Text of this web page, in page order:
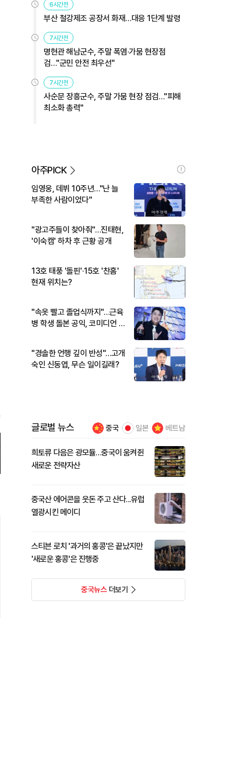
6시간전
부산 철강제조 공장서 화재…대응 1단계 발령
7시간전
명현관 해남군수, 주말 폭염·가뭄 현장점
검…"군민 안전 최우선"
7시간전
사순문 장흥군수, 주말 가뭄 현장 점검…"피해
최소화 총력"
아주PICK
임영웅, 데뷔 10주년…"난 늘
부족한 사람이었다"
"광고주들이 찾아줘"…진태현,
'이숙캠' 하차 후 근황 공개
13호 태풍 '돌핀'·15호 '찬홈'
현재 위치는?
"속옷 빨고 졸업식까지"…근육
병 학생 돌본 공익, 코미디언 김
"경솔한 언행 깊이 반성"…고개
숙인 신동엽, 무슨 일이길래?
글로벌 뉴스 중국 일본 베트남
희토류 다음은 광모듈…중국이 움켜쥔
새로운 전략자산
중국산 에어콘을 웃돈 주고 산다...유럽
열광시킨 메이디
스티븐 로치 '과거의 홍콩'은 끝났지만
'새로운 홍콩'은 진행중
중국뉴스더보기